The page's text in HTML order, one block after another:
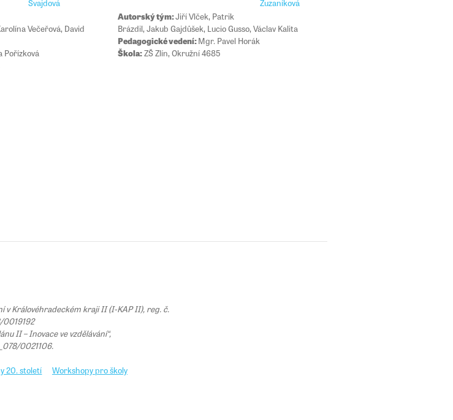
Večeřová, David
Pořízková
Autorský tým:Jiří Vlček, Patrik
Brázdil, Jakub Gajdůšek, Lucio Gusso, Václav Kalita
Pedagogické vedení:Mgr. Pavel Horák
Škola:ZŠ Zlín, Okružní 4685
v Královéhradeckém kraji II (I-KAP II), reg. č.
II – Inovace ve vzdělávání“,
0021106.
20. století
Workshopy pro školy